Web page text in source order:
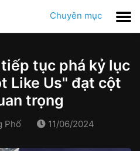
Chuyên mục
tục phá kỷ lục
Like Us" đạt cột
trọng
Phố 11/06/2024